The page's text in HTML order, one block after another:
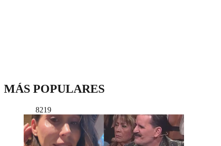
MÁS POPULARES
8219